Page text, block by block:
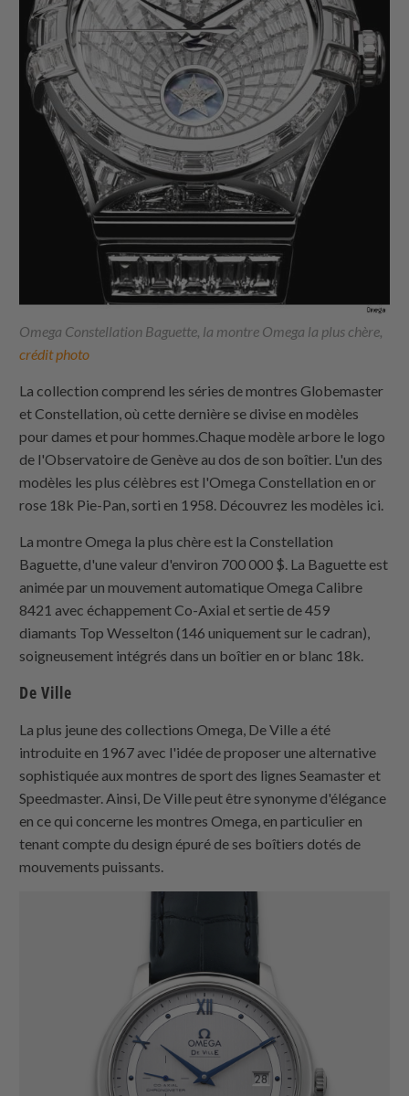
Omega Constellation Baguette, la montre Omega la plus chère,
crédit photo
La collection comprend les séries de montres Globemaster
et Constellation, où cette dernière se divise en modèles
pour dames et pour hommes.Chaque modèle arbore le logo
de l'Observatoire de Genève au dos de son boîtier. L'un des
modèles les plus célèbres est l'Omega Constellation en or
rose 18k Pie-Pan, sorti en 1958. Découvrez les modèles ici.
La montre Omega la plus chère est la Constellation
Baguette, d'une valeur d'environ 700 000 $. La Baguette est
animée par un mouvement automatique Omega Calibre
8421 avec échappement Co-Axial et sertie de 459
diamants Top Wesselton (146 uniquement sur le cadran),
soigneusement intégrés dans un boîtier en or blanc 18k.
De Ville
La plus jeune des collections Omega, De Ville a été
introduite en 1967 avec l'idée de proposer une alternative
sophistiquée aux montres de sport des lignes Seamaster et
Speedmaster. Ainsi, De Ville peut être synonyme d'élégance
en ce qui concerne les montres Omega, en particulier en
tenant compte du design épuré de ses boîtiers dotés de
mouvements puissants.